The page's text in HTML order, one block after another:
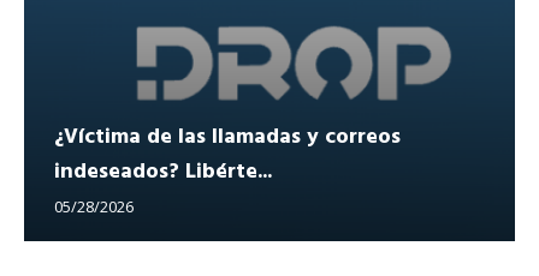
¿Víctima de las llamadas y correos
indeseados? Libérte...
05/28/2026